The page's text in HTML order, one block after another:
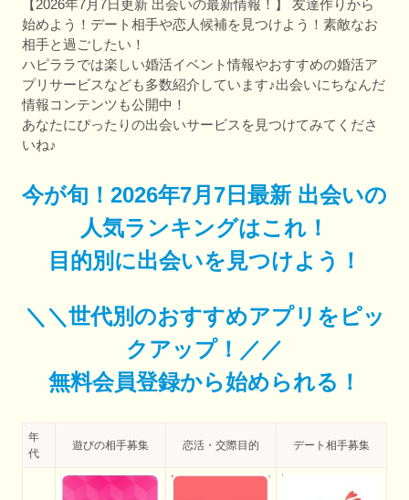
【2026年7月7日更新 出会いの最新情報！】 友達作りから
始めよう！デート相手や恋人候補を見つけよう！素敵なお
相手と過ごしたい！
ハピララでは楽しい婚活イベント情報やおすすめの婚活ア
プリサービスなども多数紹介しています♪出会いにちなんだ
情報コンテンツも公開中！
あなたにぴったりの出会いサービスを見つけてみてくださ
いね♪
今が旬！2026年7月7日最新 出会いの
人気ランキングはこれ！
目的別に出会いを見つけよう！
＼＼世代別のおすすめアプリをピッ
クアップ！／／
無料会員登録から始められる！
年
代
遊びの相手募集 恋活・交際目的 デート相手募集